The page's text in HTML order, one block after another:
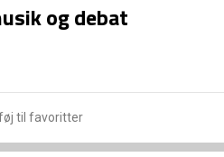
og debat
til favoritter